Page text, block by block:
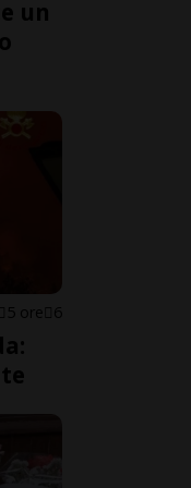
un
5 ore 6